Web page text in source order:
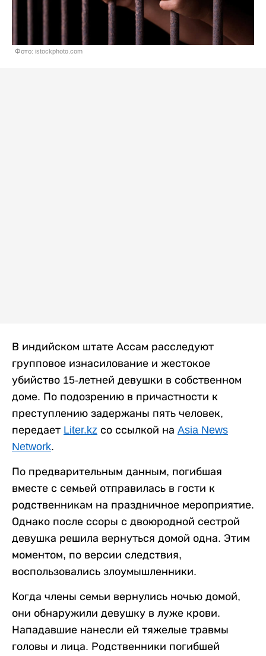
Фото: istockphoto.com
В индийском штате Ассам расследуют
групповое изнасилование и жестокое
убийство 15-летней девушки в собственном
доме. По подозрению в причастности к
преступлению задержаны пять человек,
передает Liter.kz со ссылкой на Asia News
Network.
По предварительным данным, погибшая
вместе с семьей отправилась в гости к
родственникам на праздничное мероприятие.
Однако после ссоры с двоюродной сестрой
девушка решила вернуться домой одна. Этим
моментом, по версии следствия,
воспользовались злоумышленники.
Когда члены семьи вернулись ночью домой,
они обнаружили девушку в луже крови.
Нападавшие нанесли ей тяжелые травмы
головы и лица. Родственники погибшей